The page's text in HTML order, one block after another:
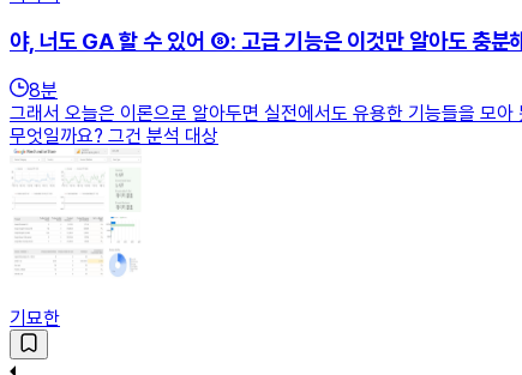
야, 너도 GA 할 수 있어 ⑧: 고급 기능은 이것만 알아도 충분
8분
그래서 오늘은 이론으로 알아두면 실전에서도 유용한 기능들을 모
무엇일까요? 그건 분석 대상
기묘한